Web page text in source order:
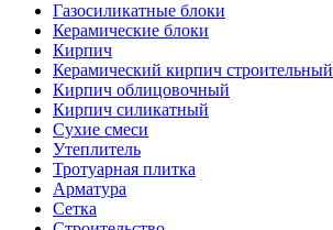
Газосиликатные блоки
Керамические блоки
Кирпич
Керамический кирпич строительный
Кирпич облицовочный
Кирпич силикатный
Сухие смеси
Утеплитель
Тротуарная плитка
Арматура
Сетка